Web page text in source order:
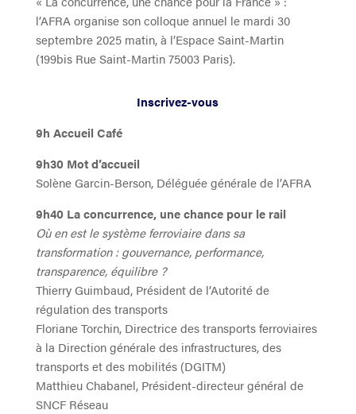
l’AFRA organise son colloque annuel le mardi 30
septembre 2025 matin, à l’Espace Saint-Martin
(199bis Rue Saint-Martin 75003 Paris).
Inscrivez-vous
9h Accueil Café
9h30 Mot d’accueil
Solène Garcin-Berson, Déléguée générale de l’AFRA
9h40 La concurrence, une chance pour le rail
Où en est le système ferroviaire dans sa
transformation : gouvernance, performance,
transparence, équilibre ?
Thierry Guimbaud, Président de l’Autorité de
régulation des transports
Floriane Torchin, Directrice des transports ferroviaires
à la Direction générale des infrastructures, des
transports et des mobilités (DGITM)
Matthieu Chabanel, Président-directeur général de
SNCF Réseau